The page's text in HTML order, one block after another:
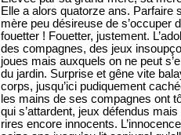
Elle a alors quatorze ans. Parfaire
mère peu désireuse de s’occuper
fouetter ! Fouetter, justement.
des compagnes, des jeux
joues mais auxquels on ne peut
du jardin. Surprise et gêne vite
corps, jusqu’ici pudiquement
les mains de ses compagnes ont
qui s’attardent, jeux défendus
rires encore innocents.